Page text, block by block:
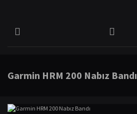
Garmin HRM 200 Nabız Bandı